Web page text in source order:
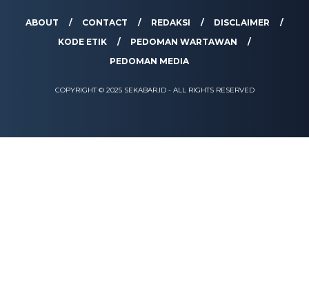
ABOUT CONTACT REDAKSI
DISCLAIMER
KODE ETIK
PEDOMAN WARTAWAN
PEDOMAN MEDIA
COPYRIGHT © 2025 SEKABAR.ID - ALL RIGHTS RESERVED